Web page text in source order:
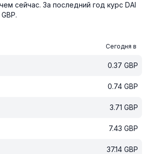
сейчас. За последний год курс DAI
Сегодня в
0.37 GBP
0.74 GBP
3.71 GBP
7.43 GBP
37.14 GBP